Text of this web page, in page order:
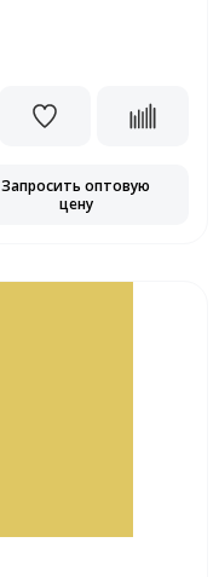
Запросить оптовую
цену